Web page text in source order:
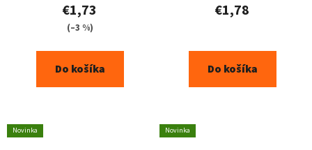
€1,73
(–3 %)
Do košíka
€1,78
Do košíka
Novinka Novinka